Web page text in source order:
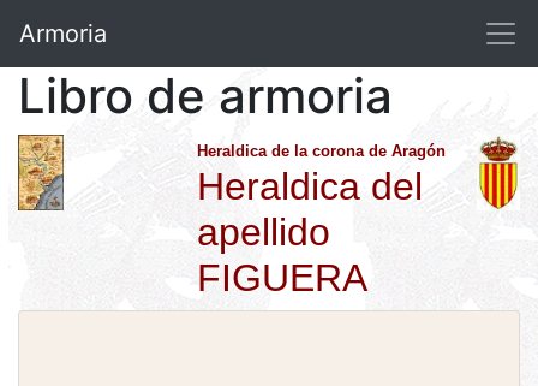
Armoria
Libro de armoria
Heraldica de la corona de Aragón
Heraldica del
apellido
FIGUERA